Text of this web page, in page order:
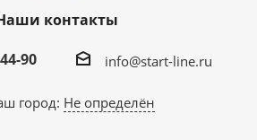
контакты
90
info@start-line.ru
город: Не определён